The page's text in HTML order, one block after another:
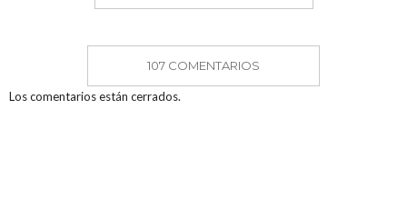
107 COMENTARIOS
Los comentarios están cerrados.